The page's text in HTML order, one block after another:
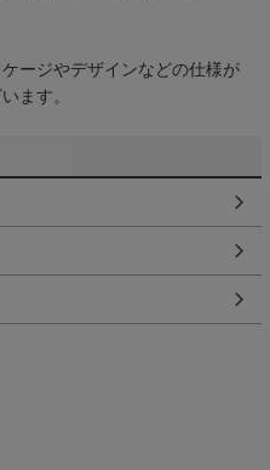
ージやデザインなどの仕様が
ます。